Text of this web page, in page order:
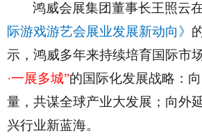
鸿威会展集团董事长王照云
际游戏游艺会展业发展新动向》
示，鸿威多年来持续培育国际市
·一展多城”的国际化发展战略：
量，共谋全球产业大发展；向外
兴行业新蓝海。